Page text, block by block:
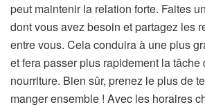
peut maintenir la relation forte. Faites
dont vous avez besoin et partagez les
entre vous. Cela conduira à une plus
et fera passer plus rapidement la tâche
nourriture. Bien sûr, prenez le plus de
manger ensemble ! Avec les horaires